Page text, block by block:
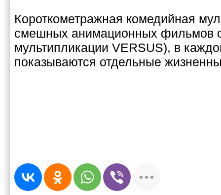
Короткометражная комедийная
смешных анимационных фильмов
мультипликации VERSUS), в
показываются отдельные